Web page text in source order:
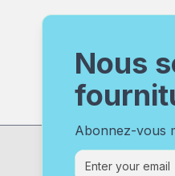
Nous
Abonnez-vous